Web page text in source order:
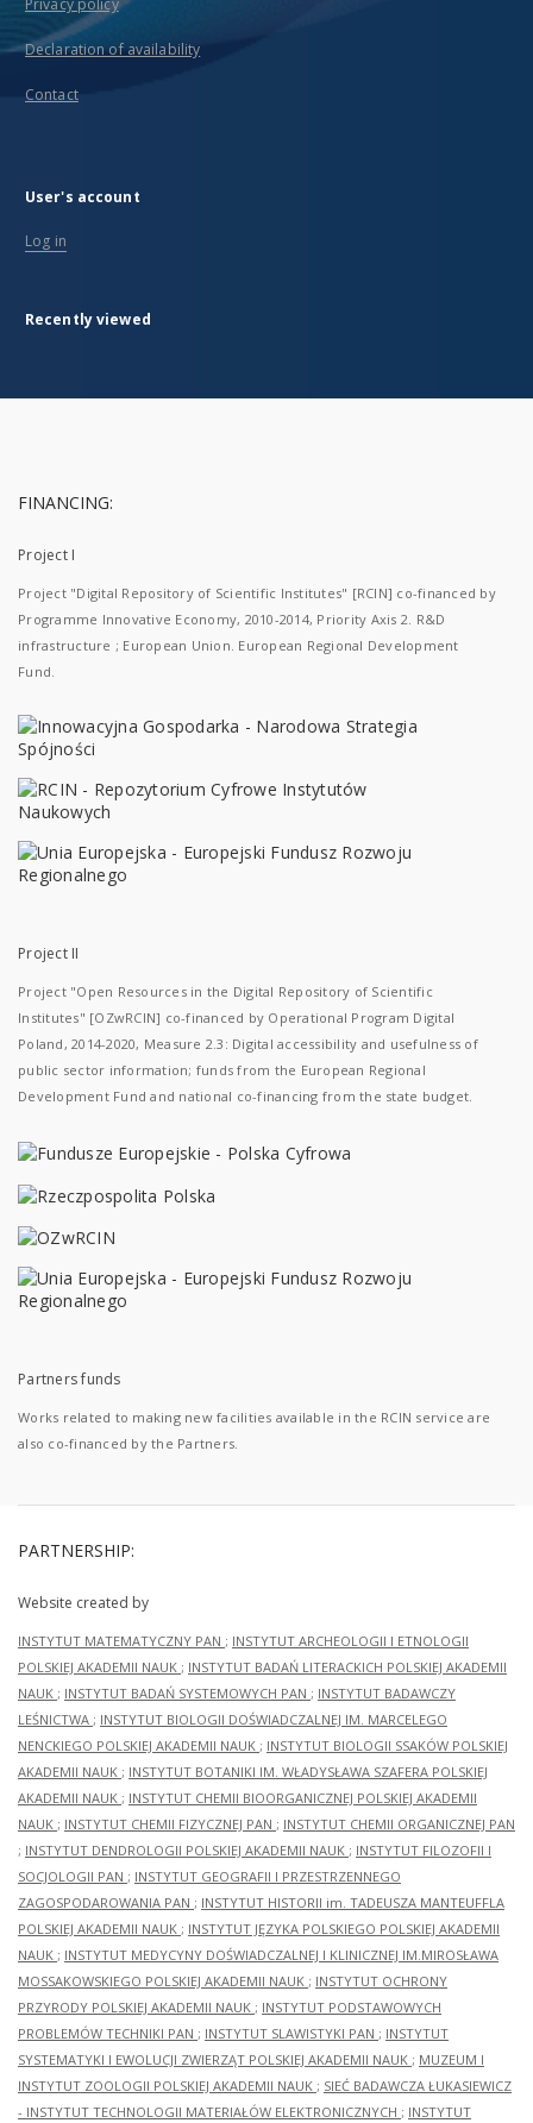
Privacy policy
Declaration of availability
Contact
User's account
Log in
Recently viewed
FINANCING:
Project I
Project "Digital Repository of Scientific Institutes" [RCIN] co-financed by
Programme Innovative Economy, 2010-2014, Priority Axis 2. R&D
infrastructure ; European Union. European Regional Development
Fund.
Project II
Project "Open Resources in the Digital Repository of Scientific
Institutes" [OZwRCIN] co-financed by Operational Program Digital
Poland, 2014-2020, Measure 2.3: Digital accessibility and usefulness of
public sector information; funds from the European Regional
Development Fund and national co-financing from the state budget.
Partners funds
Works related to making new facilities available in the RCIN service are
also co-financed by the Partners.
PARTNERSHIP:
Website created by
INSTYTUT MATEMATYCZNY PAN ; INSTYTUT ARCHEOLOGII I ETNOLOGII
POLSKIEJ AKADEMII NAUK ; INSTYTUT BADAŃ LITERACKICH POLSKIEJ AKADEMII
NAUK ; INSTYTUT BADAŃ SYSTEMOWYCH PAN ; INSTYTUT BADAWCZY
LEŚNICTWA ; INSTYTUT BIOLOGII DOŚWIADCZALNEJ IM. MARCELEGO
NENCKIEGO POLSKIEJ AKADEMII NAUK ; INSTYTUT BIOLOGII SSAKÓW POLSKIEJ
AKADEMII NAUK ; INSTYTUT BOTANIKI IM. WŁADYSŁAWA SZAFERA POLSKIEJ
AKADEMII NAUK ; INSTYTUT CHEMII BIOORGANICZNEJ POLSKIEJ AKADEMII
NAUK ; INSTYTUT CHEMII FIZYCZNEJ PAN ; INSTYTUT CHEMII ORGANICZNEJ PAN
; INSTYTUT DENDROLOGII POLSKIEJ AKADEMII NAUK ; INSTYTUT FILOZOFII I
SOCJOLOGII PAN ; INSTYTUT GEOGRAFII I PRZESTRZENNEGO
ZAGOSPODAROWANIA PAN ; INSTYTUT HISTORII im. TADEUSZA MANTEUFFLA
POLSKIEJ AKADEMII NAUK ; INSTYTUT JĘZYKA POLSKIEGO POLSKIEJ AKADEMII
NAUK ; INSTYTUT MEDYCYNY DOŚWIADCZALNEJ I KLINICZNEJ IM.MIROSŁAWA
MOSSAKOWSKIEGO POLSKIEJ AKADEMII NAUK ; INSTYTUT OCHRONY
PRZYRODY POLSKIEJ AKADEMII NAUK ; INSTYTUT PODSTAWOWYCH
PROBLEMÓW TECHNIKI PAN ; INSTYTUT SLAWISTYKI PAN ; INSTYTUT
SYSTEMATYKI I EWOLUCJI ZWIERZĄT POLSKIEJ AKADEMII NAUK ; MUZEUM I
INSTYTUT ZOOLOGII POLSKIEJ AKADEMII NAUK ; SIEĆ BADAWCZA ŁUKASIEWICZ
- INSTYTUT TECHNOLOGII MATERIAŁÓW ELEKTRONICZNYCH ; INSTYTUT